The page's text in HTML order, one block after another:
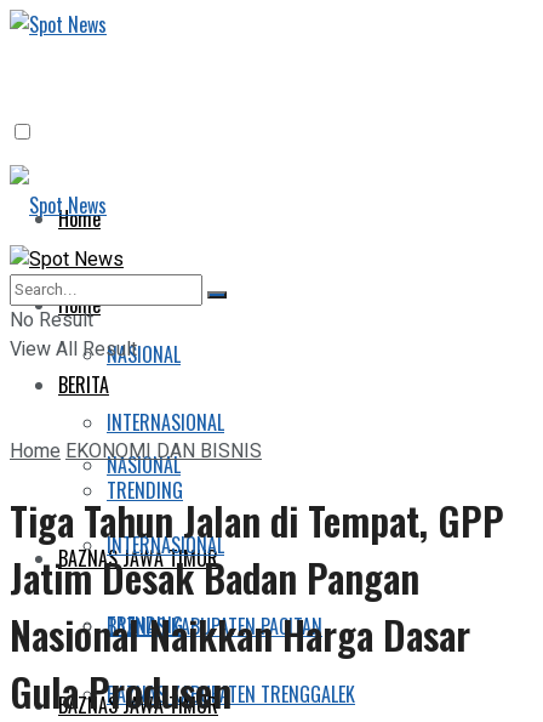
Home
BERITA
NASIONAL
INTERNASIONAL
TRENDING
BAZNAS JAWA TIMUR
BAZNAS KABUPATEN PACITAN
BAZNAS KABUPATEN TRENGGALEK
Home
BERITA
NASIONAL
INTERNASIONAL
TRENDING
BAZNAS JAWA TIMUR
No Result
View All Result
HomeEKONOMI DAN BISNIS
Tiga Tahun Jalan di Tempat, GPP
Jatim Desak Badan Pangan
Nasional Naikkan Harga Dasar
Gula Produsen